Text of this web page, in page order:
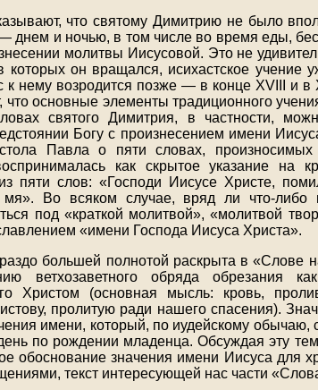
что святому Димитрию не было
днем и ночью, в том числе во время еды,
молитвы Иисусовой. Это не
которых он вращался, исихастское учение
к нему возродится позже — в конце XVIII и
что основные элементы традиционного
святого Димитрия, в частности,
Богу с произнесением имени
Павла о пяти словах,
как скрытое указание на
пяти слов: «Господи Иисусе Христе,
Во всяком случае, вряд ли что-либо
под «краткой молитвой», «молитвой
«имени Господа Иисуса Христа».
большей полнотой раскрыта в «Слове
ветхозаветного обряда обрезания
Христом (основная мысль: кровь,
пролитую ради нашего спасения).
имени, который, по иудейскому обычаю,
по рождении младенца. Обсуждая эту
обоснование значения имени Иисуса для
текст интересующей нас части